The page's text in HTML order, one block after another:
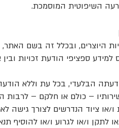
השיפוטית המוסמכת.
היוצרים, ובכלל זה בשם
למידע ספציפי הודעת זכויות
דעתה הבלעדי, בכל עת וללא
– כולם או חלקם – לרבות
ו/או ציוד הנדרשים לצורך גישה
או לתקן ו/או לגרוע ו/או